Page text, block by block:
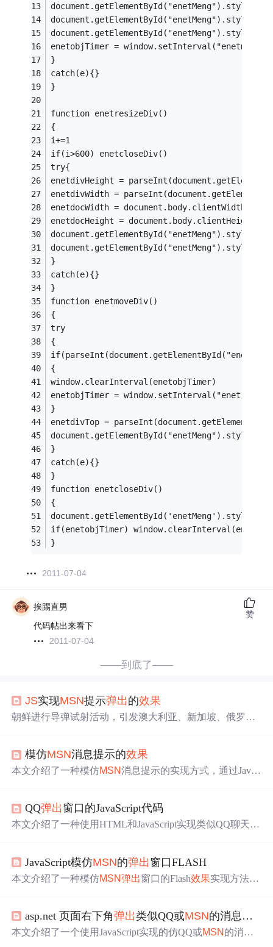
enetobjTimer =
}
catch(e){}
}
function enetresizeDiv()
{
i+=1
if(i>600) enetcloseDiv()
try{
enetdivHeight =
enetdivWidth =
enetdocWidth = document.body.clientWidth;
enetdocHeight = document.body.clientHeight;
}
catch(e){}
}
function enetmoveDiv()
{
try
{
{
window.clearInterval(enetobjTimer)
enetobjTimer =
}
enetdivTop =
}
catch(e){}
}
function enetcloseDiv()
{
if(enetobjTimer)
}
2011-07-04
挨踢直男
代码帖出来看下
2011-07-04
赞
——到底了——
JS实现MSN提示弹出的效果
朝鲜进行导弹试射活动，引发澳大利亚、新加坡、俄罗斯
模仿MSN消息提示的效果
本文介绍了一种模仿MSN消息提示的实现方式，通过JavaS
QQ弹出窗口的JavaScript代码
本文介绍了一种使用HTML和JavaScript实现类似QQ聊天软
按钮的动态弹窗，并控制其显示与隐藏的动画
JavaScript模仿MSN的弹出窗口FLASH
本文介绍了一种模仿MSN弹出窗口的Flash效果实现方法，
asp.net 页面右下角弹出类似QQ或MSN的消息提示
本文介绍了一个使用JavaScript实现的仿QQ或MSN 的消息